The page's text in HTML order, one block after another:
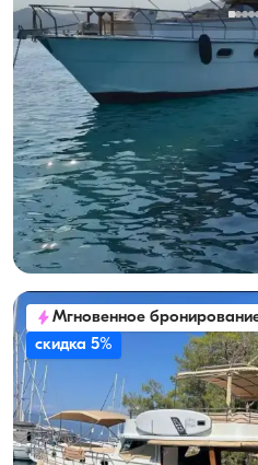
Гёчек, Muğla
Наслаждайтесь морским
яхте в Гёчеке!
С капитаном
Круиз 8 чел. · 2 Каюта ·
Минимальная
28.800 TL
Мгновенное
скидка 5%